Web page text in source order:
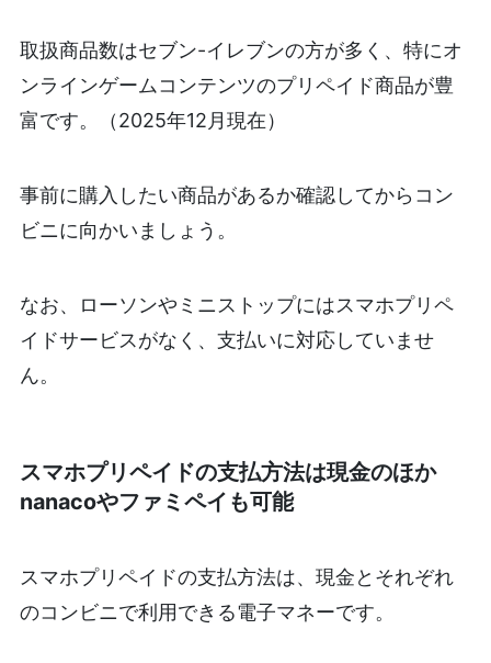
取扱商品数はセブン-イレブンの方が多く、特にオ
ンラインゲームコンテンツのプリペイド商品が豊
富です。（2025年12月現在）
事前に購入したい商品があるか確認してからコン
ビニに向かいましょう。
なお、ローソンやミニストップにはスマホプリペ
イドサービスがなく、支払いに対応していませ
ん。
スマホプリペイドの支払方法は現金のほか
nanacoやファミペイも可能
スマホプリペイドの支払方法は、現金とそれぞれ
のコンビニで利用できる電子マネーです。